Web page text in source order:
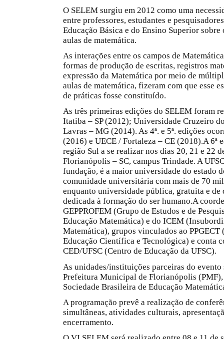
O SELEM surgiu em 2012 como uma
entre professores, estudantes e
Educação Básica e do Ensino Superior
aulas de matemática.
As interações entre os campos de
formas de produção de escritas, registros
expressão da Matemática por meio de
aulas de matemática, fizeram com que esse
de práticas fosse constituído.
As três primeiras edições do SELEM foram
Itatiba – SP (2012); Universidade Cruzeiro
Lavras – MG (2014). As 4ª. e 5ª. edições
(2016) e UECE / Fortaleza – CE (2018).A 6ª
região Sul a se realizar nos dias 20, 21 e 22
Florianópolis – SC, campus Trindade. A
fundação, é a maior universidade do estado
comunidade universitária com mais de 70
enquanto universidade pública, gratuita e
dedicada à formação do ser humano.A
GEPPROFEM (Grupo de Estudos e de
Educação Matemática) e do ICEM
Matemática), grupos vinculados ao PPGECT
Educação Científica e Tecnológica) e conta
CED/UFSC (Centro de Educação da UFSC).
As unidades/instituições parceiras do
Prefeitura Municipal de Florianópolis
Sociedade Brasileira de Educação
A programação prevê a realização de
simultâneas, atividades culturais,
encerramento.